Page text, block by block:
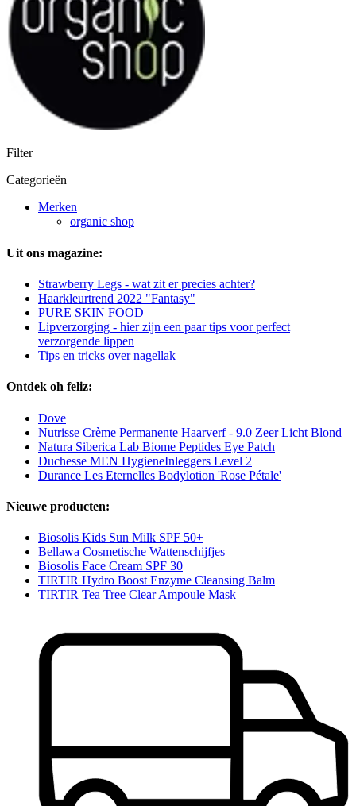
Filter
Categorieën
Merken
organic shop
Uit ons magazine:
Strawberry Legs - wat zit er precies achter?
Haarkleurtrend 2022 "Fantasy"
PURE SKIN FOOD
Lipverzorging - hier zijn een paar tips voor perfect
verzorgende lippen
Tips en tricks over nagellak
Ontdek oh feliz:
Dove
Nutrisse Crème Permanente Haarverf - 9.0 Zeer Licht Blond
Natura Siberica Lab Biome Peptides Eye Patch
Duchesse MEN HygieneInleggers Level 2
Durance Les Eternelles Bodylotion 'Rose Pétale'
Nieuwe producten:
Biosolis Kids Sun Milk SPF 50+
Bellawa Cosmetische Wattenschijfjes
Biosolis Face Cream SPF 30
TIRTIR Hydro Boost Enzyme Cleansing Balm
TIRTIR Tea Tree Clear Ampoule Mask